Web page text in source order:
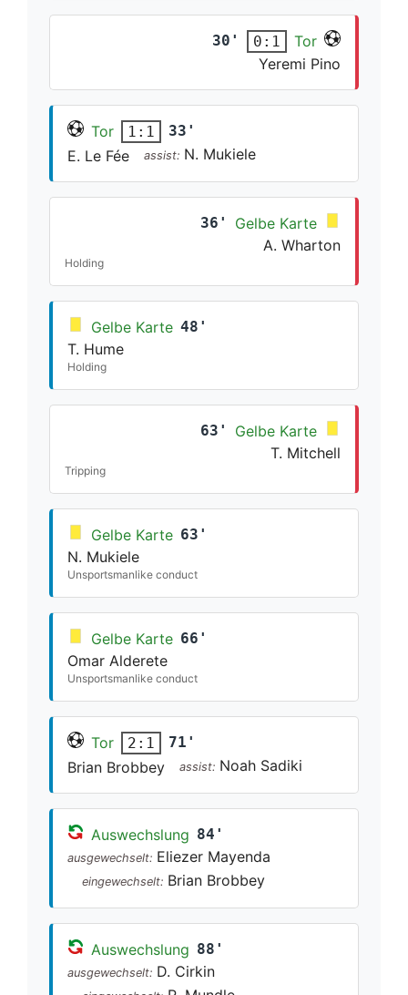
30' 0:1
Tor
Yeremi Pino
Tor 1:1 33'
E. Le Fée assist: N. Mukiele
36'
Gelbe Karte
A. Wharton
Holding
Gelbe Karte 48'
T. Hume
Holding
63'
Gelbe Karte
T. Mitchell
Tripping
Gelbe Karte 63'
N. Mukiele
Unsportsmanlike conduct
Gelbe Karte 66'
Omar Alderete
Unsportsmanlike conduct
Tor 2:1 71'
Brian Brobbey assist: Noah Sadiki
Auswechslung 84'
ausgewechselt: Eliezer Mayenda
eingewechselt: Brian Brobbey
Auswechslung 88'
ausgewechselt: D. Cirkin